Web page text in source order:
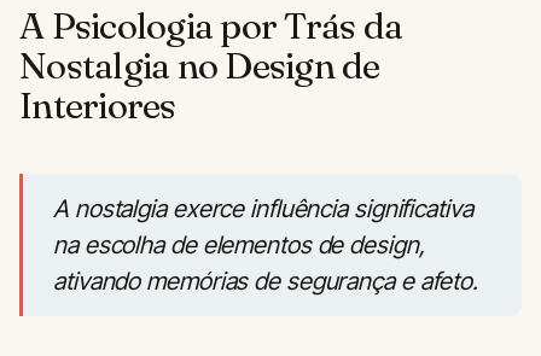
A Psicologia por Trás da
Nostalgia no Design de
Interiores
A nostalgia exerce influência significativa
na escolha de elementos de design,
ativando memórias de segurança e afeto.